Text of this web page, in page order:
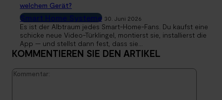
welchem Gerät?
Smart Home Systeme 30. Juni 2026
Es ist der Albtraum jedes Smart-Home-Fans. Du kaufst eine
schicke neue Video-Türklingel, montierst sie, installierst die
App — und stellst dann fest, dass sie...
KOMMENTIEREN SIE DEN ARTIKEL